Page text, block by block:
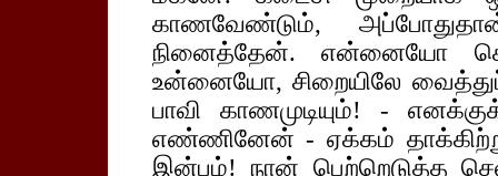
காணவேண்டும்,
நினைத்தேன். என்னையோ
உன்னையோ, சிறையிலே
பாவி காணமுடியும்! -
எண்ணினேன் - ஏக்கம்
இன்பம்! நான் பெற்றெடுத்த